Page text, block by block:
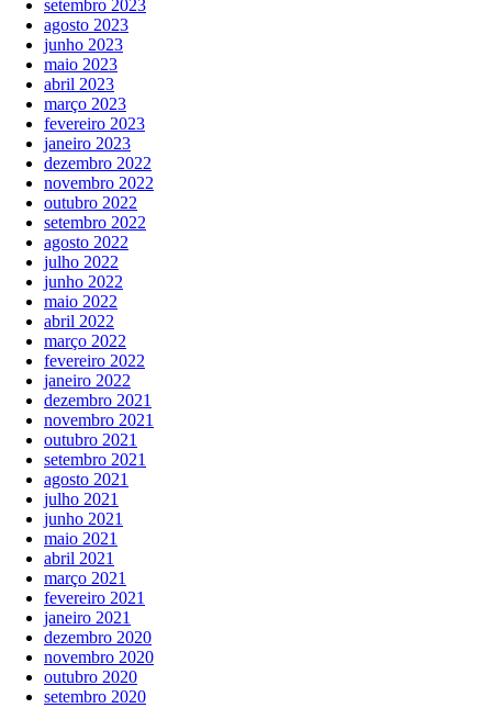
setembro 2023
agosto 2023
junho 2023
maio 2023
abril 2023
março 2023
fevereiro 2023
janeiro 2023
dezembro 2022
novembro 2022
outubro 2022
setembro 2022
agosto 2022
julho 2022
junho 2022
maio 2022
abril 2022
março 2022
fevereiro 2022
janeiro 2022
dezembro 2021
novembro 2021
outubro 2021
setembro 2021
agosto 2021
julho 2021
junho 2021
maio 2021
abril 2021
março 2021
fevereiro 2021
janeiro 2021
dezembro 2020
novembro 2020
outubro 2020
setembro 2020